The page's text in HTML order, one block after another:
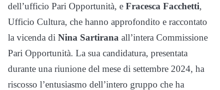
dell’ufficio Pari Opportunità, e Fracesca Facchetti,
Ufficio Cultura, che hanno approfondito e raccontato
la vicenda di Nina Sartirana all’intera Commissione
Pari Opportunità. La sua candidatura, presentata
durante una riunione del mese di settembre 2024, ha
riscosso l’entusiasmo dell’intero gruppo che ha